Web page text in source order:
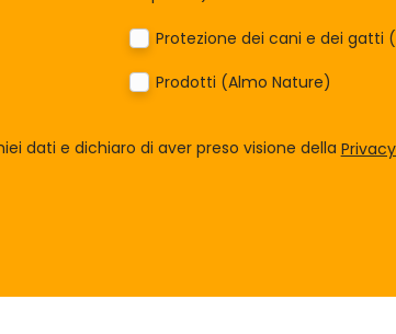
Protezione dei cani e dei gatti
Prodotti (Almo Nature)
dati e dichiaro di aver preso visione della